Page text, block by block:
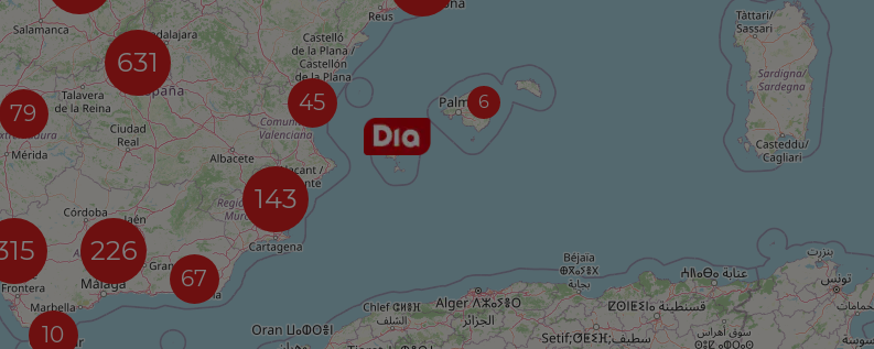
6
79
631
10
226
67
45
143